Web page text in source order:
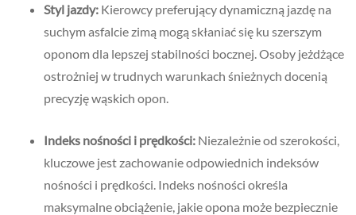
Styl jazdy: Kierowcy preferujący dynamiczną jazdę na
suchym asfalcie zimą mogą skłaniać się ku szerszym
oponom dla lepszej stabilności bocznej. Osoby jeżdżące
ostrożniej w trudnych warunkach śnieżnych docenią
precyzję wąskich opon.
Indeks nośności i prędkości: Niezależnie od szerokości,
kluczowe jest zachowanie odpowiednich indeksów
nośności i prędkości. Indeks nośności określa
maksymalne obciążenie, jakie opona może bezpiecznie